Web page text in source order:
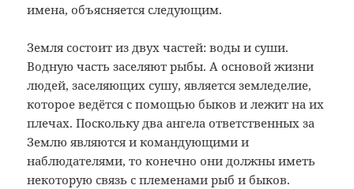
имена, объясняется следующим.
Земля состоит из двух частей: воды и суши.
Водную часть заселяют рыбы. А основой жизни
людей, заселяющих сушу, является земледелие,
которое ведётся с помощью быков и лежит на их
плечах. Поскольку два ангела ответственных за
Землю являются и командующими и
наблюдателями, то конечно они должны иметь
некоторую связь с племенами рыб и быков.